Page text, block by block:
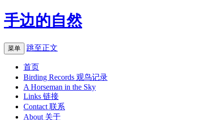
手边的自然
菜单 跳至正文
首页
Birding Records 观鸟记录
A Horseman in the Sky
Links 链接
Contact 联系
About 关于